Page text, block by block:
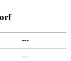
---
---